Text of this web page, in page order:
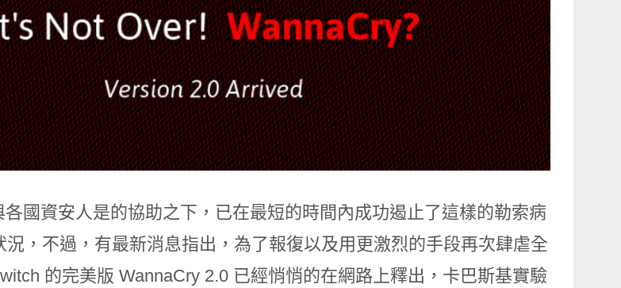
國資安人是的協助之下，已在最短的時間內成功遏止了這樣的勒索病
況，不過，有最新消息指出，為了報復以及用更激烈的手段再次肆虐全
的完美版 WannaCry 2.0 已經悄悄的在網路上釋出，卡巴斯基實驗